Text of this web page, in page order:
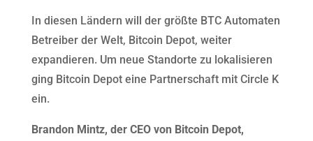
In diesen Ländern will der größte BTC Automaten
Betreiber der Welt, Bitcoin Depot, weiter
expandieren. Um neue Standorte zu lokalisieren
ging Bitcoin Depot eine Partnerschaft mit Circle K
ein.
Brandon Mintz, der CEO von Bitcoin Depot,